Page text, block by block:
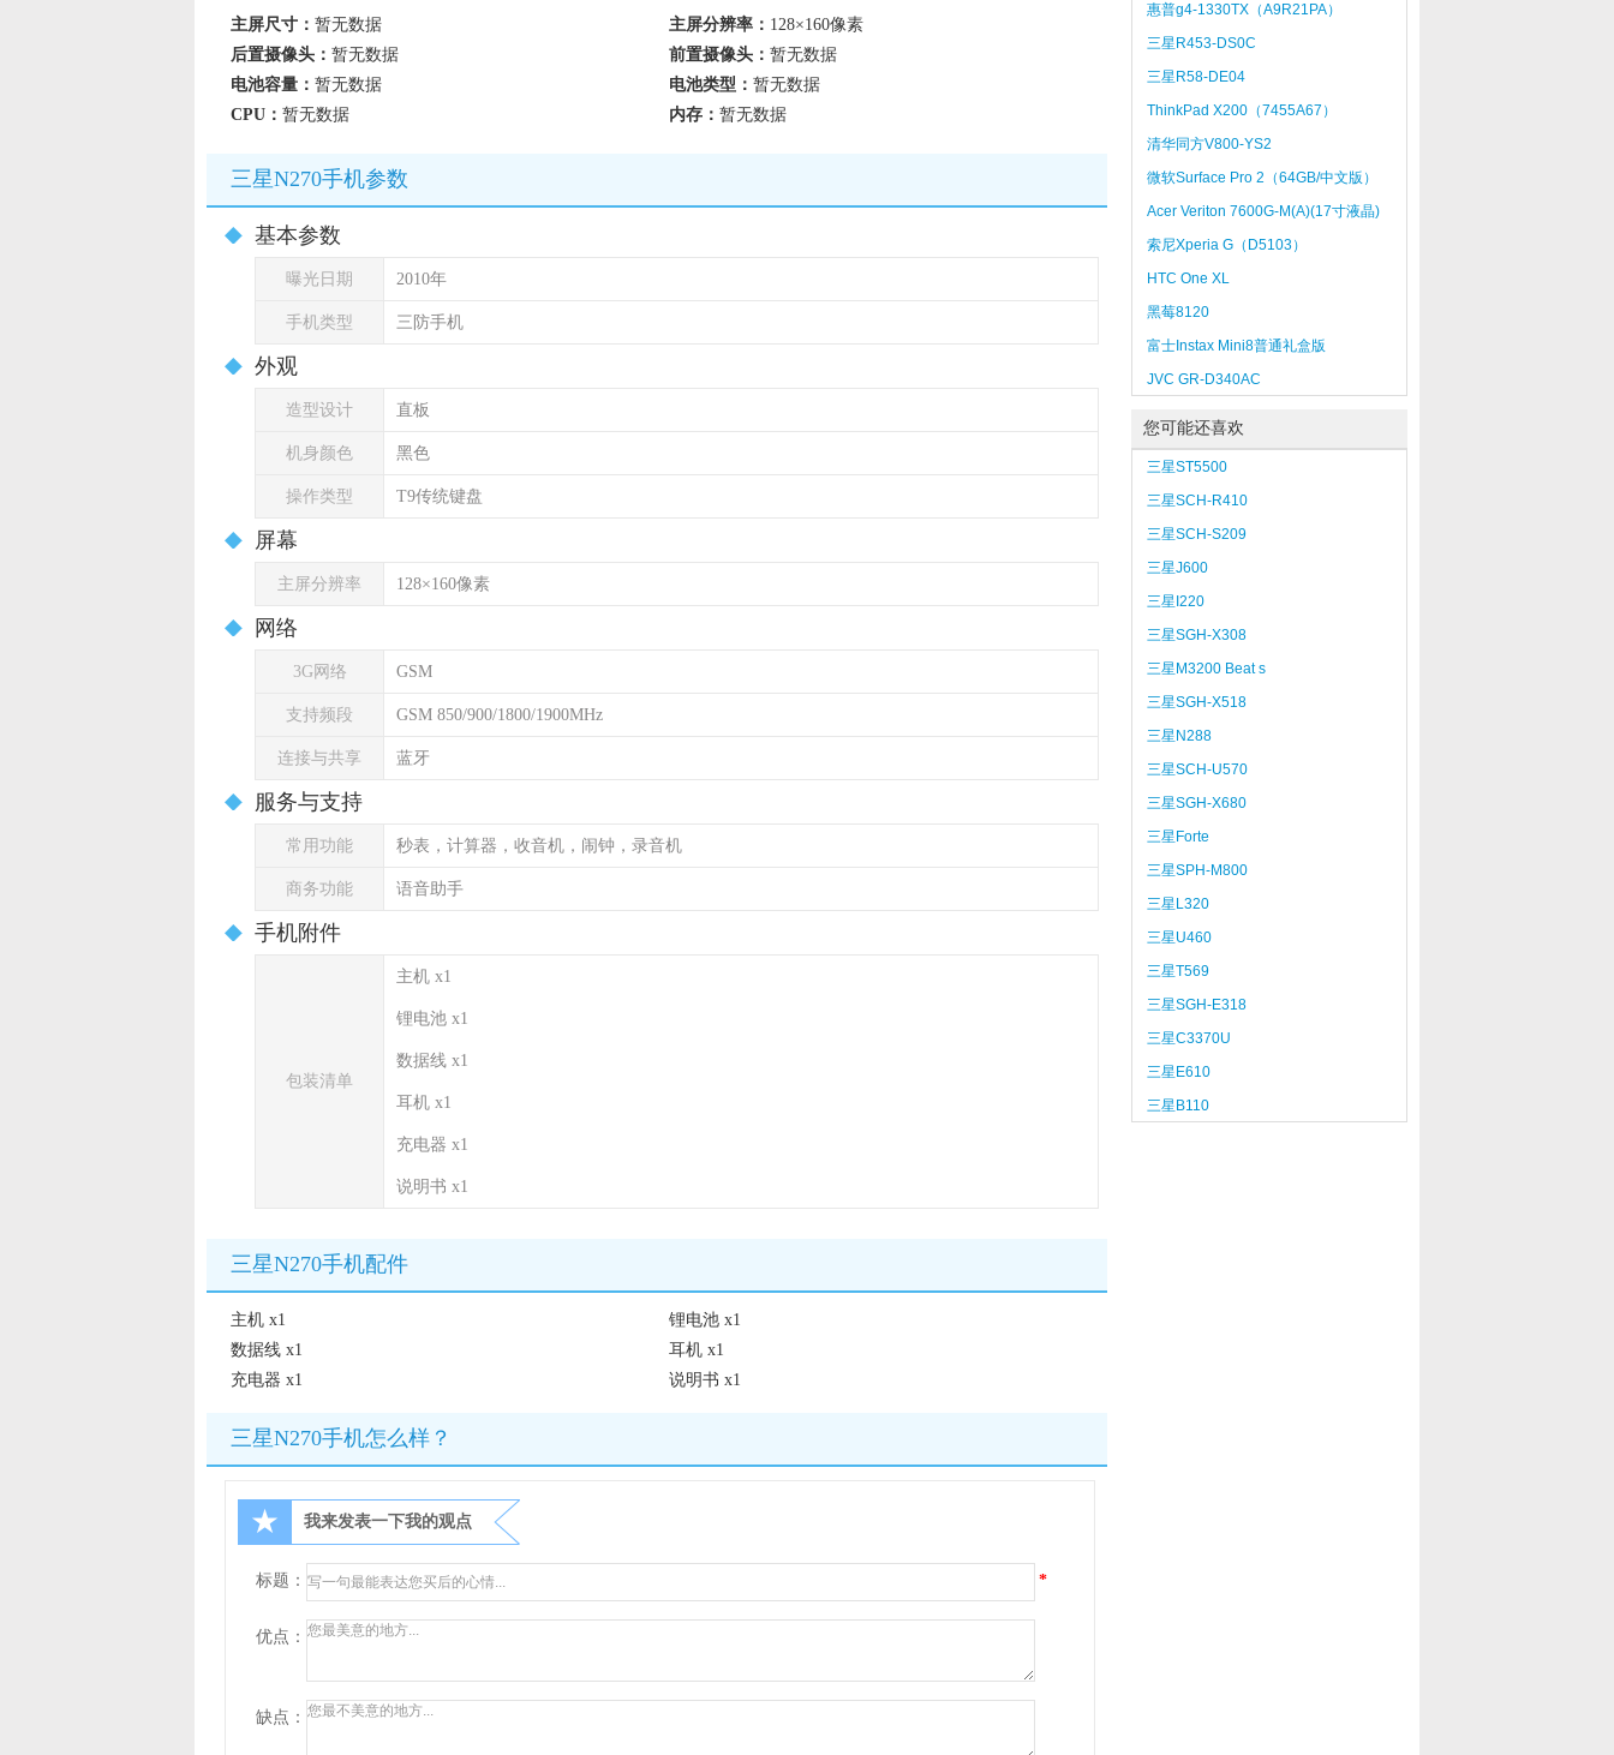
主屏尺寸： 暂无数据 主屏分辨率： 128×160像素
后置摄像头： 暂无数据 前置摄像头： 暂无数据
电池容量： 暂无数据 电池类型： 暂无数据
CPU： 暂无数据 内存： 暂无数据
三星N270手机参数
基本参数
曝光日期 2010年
手机类型 三防手机
外观
造型设计 直板
机身颜色 黑色
操作类型 T9传统键盘
屏幕
主屏分辨率 128×160像素
网络
3G网络 GSM
支持频段 GSM 850/900/1800/1900MHz
连接与共享 蓝牙
服务与支持
常用功能 秒表，计算器，收音机，闹钟，录音机
商务功能 语音助手
手机附件
包装清单
主机 x1
锂电池 x1
数据线 x1
耳机 x1
充电器 x1
说明书 x1
三星N270手机配件
主机 x1
锂电池 x1
数据线 x1
耳机 x1
充电器 x1
说明书 x1
三星N270手机怎么样？
★ 我来发表一下我的观点
标题： *
优点：
缺点：
惠普g4-1330TX（A9R21PA）
三星R453-DS0C
三星R58-DE04
ThinkPad X200（7455A67）
清华同方V800-YS2
微软Surface Pro 2（64GB/中文版）
Acer Veriton 7600G-M(A)(17寸液晶)
索尼Xperia G（D5103）
HTC One XL
黑莓8120
富士Instax Mini8普通礼盒版
JVC GR-D340AC
您可能还喜欢
三星ST5500
三星SCH-R410
三星SCH-S209
三星J600
三星I220
三星SGH-X308
三星M3200 Beat s
三星SGH-X518
三星N288
三星SCH-U570
三星SGH-X680
三星Forte
三星SPH-M800
三星L320
三星U460
三星T569
三星SGH-E318
三星C3370U
三星E610
三星B110